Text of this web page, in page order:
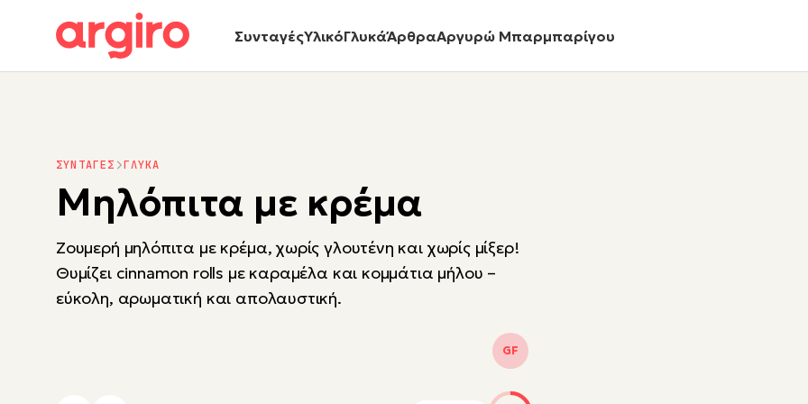
ΣυνταγέςΥλικόΓλυκάΆρθραΑργυρώ Μπαρμπαρίγου
ΣΥΝΤΑΓΕΣ ΓΛΥΚΑ
Μηλόπιτα με κρέμα
Ζουμερή μηλόπιτα με κρέμα, χωρίς γλουτένη και χωρίς μίξερ!
Θυμίζει cinnamon rolls με καραμέλα και κομμάτια μήλου –
εύκολη, αρωματική και απολαυστική.
GF